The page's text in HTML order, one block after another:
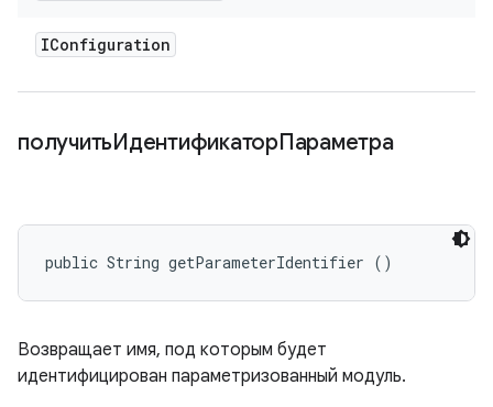
IConfiguration
получитьИдентификаторПараметра
public String getParameterIdentifier ()
Возвращает имя, под которым будет
идентифицирован параметризованный модуль.